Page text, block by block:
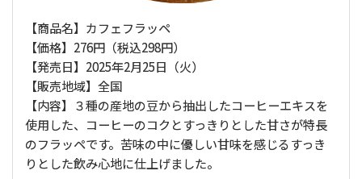
【商品名】カフェフラッペ
【価格】276円（税込298円）
【発売日】2025年2月25日（火）
【販売地域】全国
【内容】３種の産地の豆から抽出したコーヒーエキスを
使用した、コーヒーのコクとすっきりとした甘さが特長
のフラッペです。苦味の中に優しい甘味を感じるすっき
りとした飲み心地に仕上げました。